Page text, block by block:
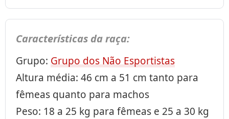
Características da raça:
Grupo: Grupo dos Não Esportistas
Altura média: 46 cm a 51 cm tanto para
fêmeas quanto para machos
Peso: 18 a 25 kg para fêmeas e 25 a 30 kg